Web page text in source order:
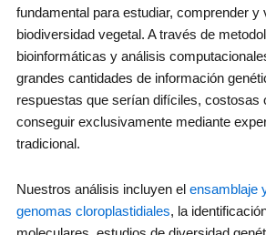
fundamental para estudiar, comprender y
biodiversidad vegetal. A través de
bioinformáticas y análisis
grandes cantidades de información
respuestas que serían difíciles, costosas
conseguir exclusivamente mediante
tradicional.
Nuestros análisis incluyen el ensamblaje
genomas cloroplastidiales, la